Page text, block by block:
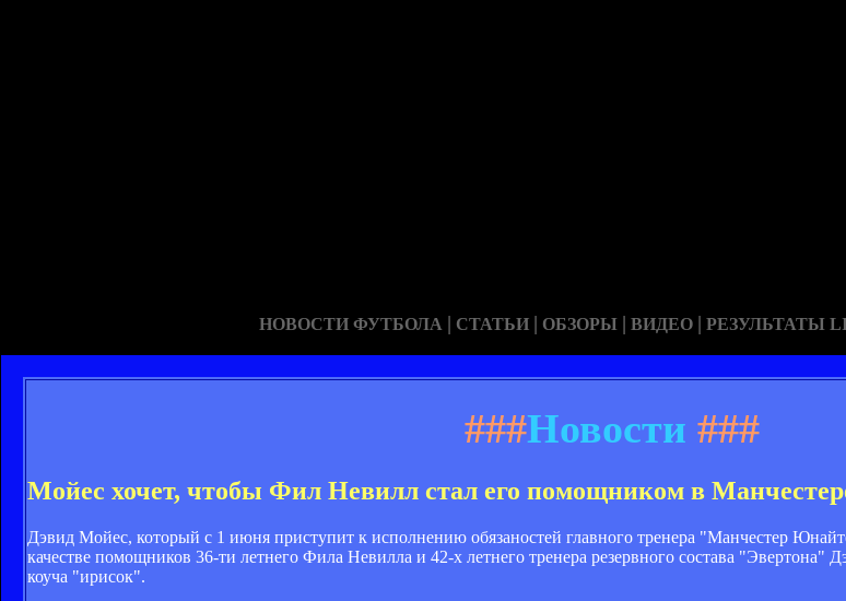
НОВОСТИ ФУТБОЛА | СТАТЬИ | ОБЗОРЫ | ВИДЕО | РЕЗУЛЬТАТЫ
###Новости ###
Мойес хочет, чтобы Фил Невилл стал его помощником в
Дэвид Мойес, который с 1 июня приступит к исполнению обязаностей главного тренера "Манчестер
качестве помощников 36-ти летнего Фила Невилла и 42-х летнего тренера резервного состава "Эвертона"
коуча "ирисок".